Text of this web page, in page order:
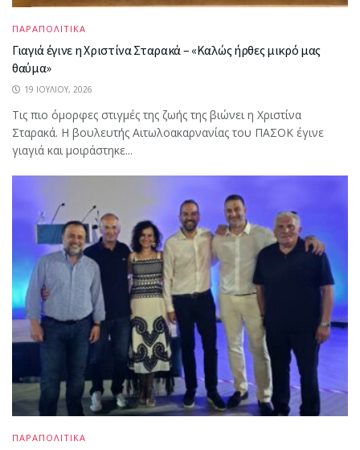
ΠΑΡΑΠΟΛΙΤΙΚΑ
Γιαγιά έγινε η Χριστίνα Σταρακά – «Καλώς ήρθες μικρό μας
θαύμα»
19 ΙΟΥΛΊΟΥ, 2026
Τις πιο όμορφες στιγμές της ζωής της βιώνει η Χριστίνα
Σταρακά. Η βουλευτής Αιτωλοακαρνανίας του ΠΑΣΟΚ έγινε
γιαγιά και μοιράστηκε...
ΠΑΡΑΠΟΛΙΤΙΚΑ